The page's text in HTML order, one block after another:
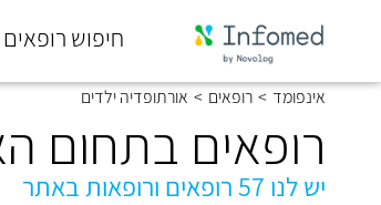
חיפוש רופאים
סוף
התפריט
אינפומד > רופאים > אורתופדיה ילדים
רופאים בתחום
יש לנו 57 רופאים ורופאות באתר